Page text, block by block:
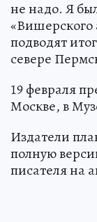
не надо. Я
подводят
севере
19 февраля
Москве, в
Издатели
полную
писателя на